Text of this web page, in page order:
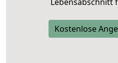
Kostenlose